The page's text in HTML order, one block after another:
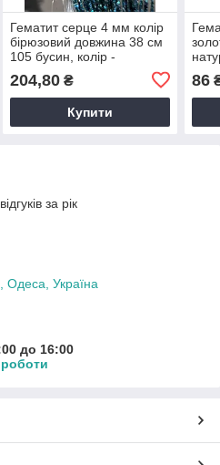
Гематит серце 4 мм колір
бірюзовий довжина 38 см
105 бусин, колір -
камінь
204,80₴
Купити
86
за рік
Одеса, Україна
до 16:00